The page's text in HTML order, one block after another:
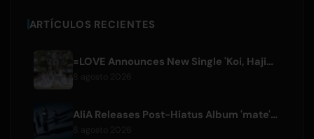
ARTÍCULOS RECIENTES
=LOVE Announces New Single 'Koi, Hajimemashita.' and Tokyo Dome Concerts
AliA Releases Post-Hiatus Album 'mate', Announces Tokyo Live